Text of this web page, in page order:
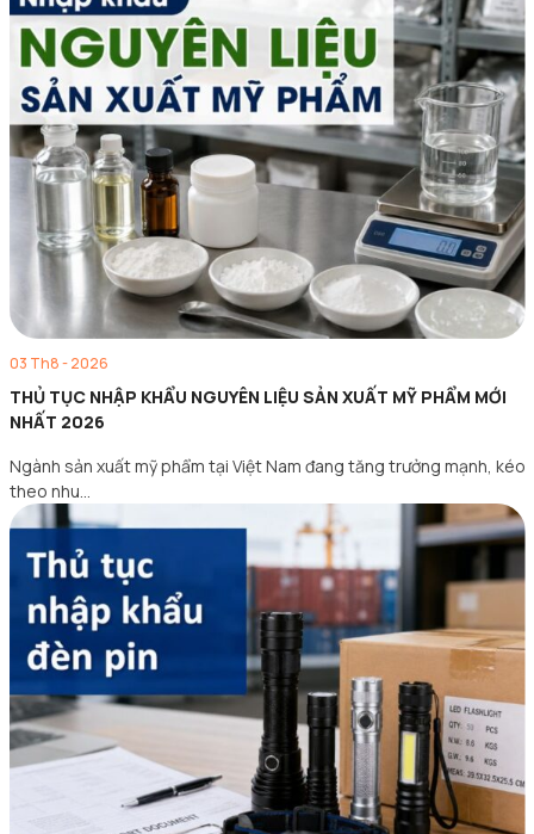
03 Th8 - 2026
THỦ TỤC NHẬP KHẨU NGUYÊN LIỆU SẢN XUẤT MỸ PHẨM MỚI
NHẤT 2026
Ngành sản xuất mỹ phẩm tại Việt Nam đang tăng trưởng mạnh, kéo
theo nhu…